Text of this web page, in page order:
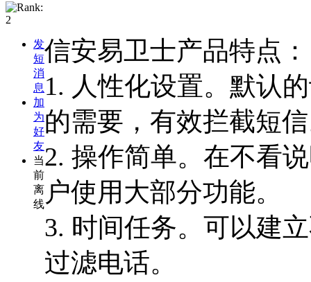
发
短
消
息
加
为
好
友
当
前
离
线
信安易卫士产品特点：
1. 人性化设置。默认
的需要，有效拦截短
2. 操作简单。在不看
户使用大部分功能。
3. 时间任务。可以建
过滤电话。